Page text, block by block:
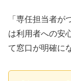
「専任担当者
は利用者への安
て窓口が明確に